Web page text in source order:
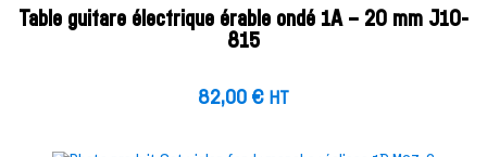
Table guitare électrique érable ondé 1A – 20 mm J10-
815
82,00 € HT